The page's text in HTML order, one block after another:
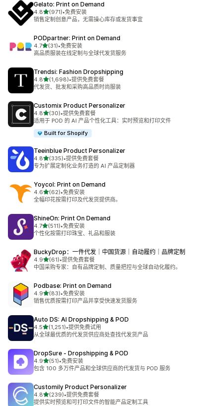
Gelato: Print on Demand
4.8星（满分 5 星）
(971)
总共 971 条评论
•免费安装
销售定制创意产品，无需操心库存或发货事宜
PODpartner: Print on Demand
4.7星（满分 5 星）
(31)
总共 31 条评论
•免费安装
高品质服装在线定制与全球代发货服务
Trendsi: Fashion Dropshipping
4.8星（满分 5 星）
(1,698)
总共 1698 条评论
•提供免费套餐
代发货、批发和采购高品质时尚服装
Customix Product Personalizer
4.8星（满分 5 星）
(30)
总共 30 条评论
•提供免费套餐
适用于 POD 的 AI 产品个性化工具：实时预览和打印文件
Built for Shopify
Teeinblue Product Personalizer
4.8星（满分 5 星）
(335)
总共 335 条评论
•提供免费套餐
专为扩展定制化业务打造的 AI 产品定制器
Yoycol: Print on Demand
4.6星（满分 5 星）
(62)
总共 62 条评论
•免费安装
全幅印花按需打印及代发货提供商。
ShineOn: Print On Demand
4.7星（满分 5 星）
(511)
总共 511 条评论
•免费安装
个性化按需打印珠宝、礼品和服装
BuckyDrop：一件代发｜中国货源｜自动履约｜品牌定制
4.9星（满分 5 星）
(61)
总共 61 条评论
•提供免费套餐
中国采购专家：自有品牌定制、质量把控与全球自动化履约。
Podbase: Print on Demand
4.9星（满分 5 星）
(83)
总共 83 条评论
•免费安装
销售优质按需打印产品并享受快速发货服务
Auto DS: AI Dropshipping & POD
4.5星（满分 5 星）
(1,251)
总共 1251 条评论
•提供免费试用
从全球最优质的代发货供应商处查找代发货产品
DropSure ‑ Dropshipping & POD
4.9星（满分 5 星）
(51)
总共 51 条评论
•免费安装
包含 100 多万件产品和全球供应商的代发货与 POD 服务
Customily Product Personalizer
4.8星（满分 5 星）
(239)
总共 239 条评论
•提供免费套餐
提供实时预览和可打印文件的智能产品定制工具